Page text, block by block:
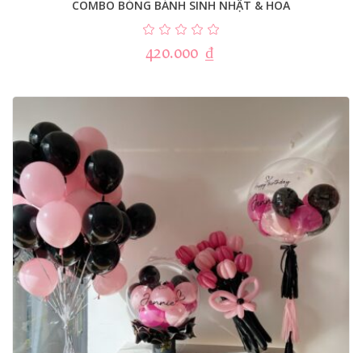
COMBO BÓNG BÁNH SINH NHẬT & HOA
420.000 ₫